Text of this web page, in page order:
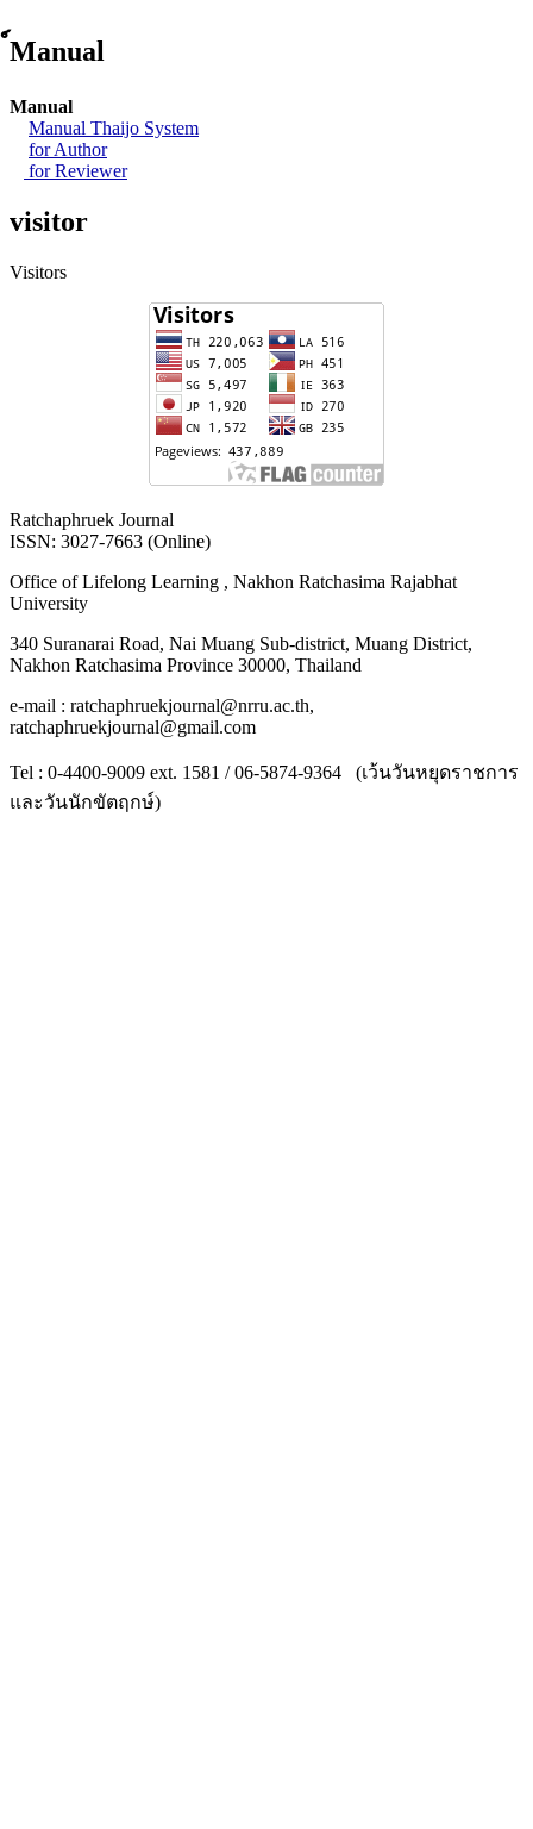
์Manual
Manual
Manual Thaijo System
for Author
for Reviewer
visitor
Visitors
Ratchaphruek Journal
ISSN: 3027-7663 (Online)
Office of Lifelong Learning , Nakhon Ratchasima Rajabhat
University
340 Suranarai Road, Nai Muang Sub-district, Muang District,
Nakhon Ratchasima Province 30000, Thailand
e-mail : ratchaphruekjournal@nrru.ac.th,
ratchaphruekjournal@gmail.com
Tel : 0-4400-9009 ext. 1581 / 06-5874-9364 (เว้นวันหยุดราชการ
และวันนักขัตฤกษ์)